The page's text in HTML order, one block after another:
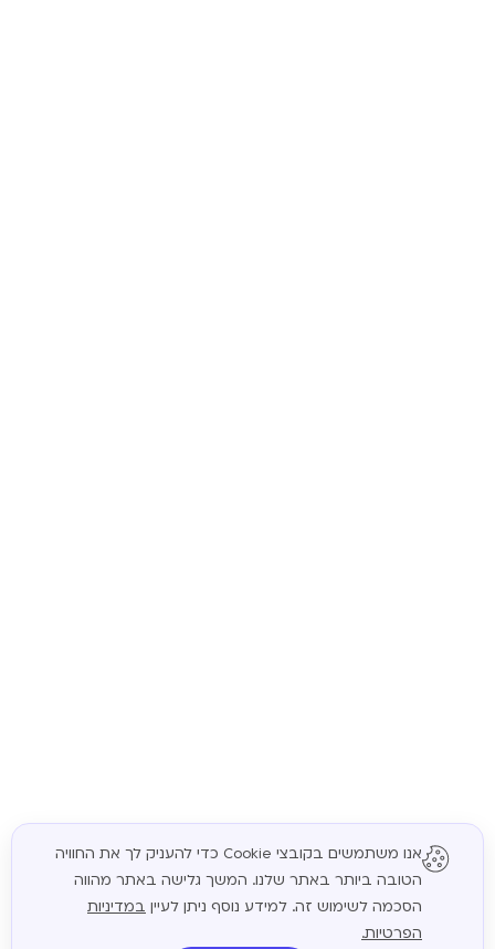
המשך
אנו משתמשים בקובצי Cookie כדי להעניק לך את החוויה
הטובה ביותר באתר שלנו. המשך גלישה באתר מהווה
הסכמה לשימוש זה. למידע נוסף ניתן לעיין במדיניות
הפרטיות.